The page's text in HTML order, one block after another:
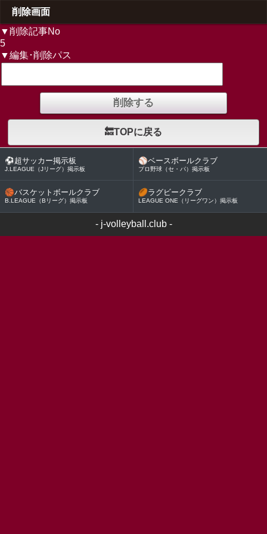
削除画面
▼削除記事No
5
▼編集･削除パス
🔙TOPに戻る
⚽超サッカー掲示板
J.LEAGUE（Jリーグ）掲示板
⚾ベースボールクラブ
プロ野球（セ・パ）掲示板
🏀バスケットボールクラブ
B.LEAGUE（Bリーグ）掲示板
🏉ラグビークラブ
LEAGUE ONE（リーグワン）掲示板
- j-volleyball.club-